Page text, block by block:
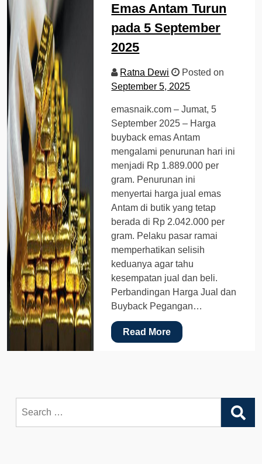
Emas Antam Turun
pada 5 September
2025
Ratna Dewi
Posted on
September 5, 2025
emasnaik.com – Jumat, 5
September 2025 – Harga
buyback emas Antam
mengalami penurunan hari ini
menjadi Rp 1.889.000 per
gram. Penurunan ini
menyertai harga jual emas
Antam di butik yang tetap
berada di Rp 2.042.000 per
gram. Pelaku pasar ramai
memperhatikan selisih
keduanya agar tahu
kesempatan jual dan beli.
Perbandingan Harga Jual dan
Buyback Pegangan…
Read More
for: